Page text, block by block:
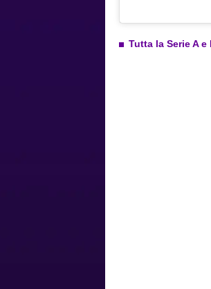
Tutta la Serie A